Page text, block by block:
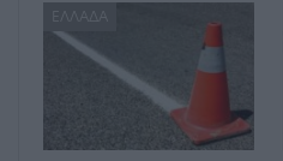
ΕΛΛΆΔΑ